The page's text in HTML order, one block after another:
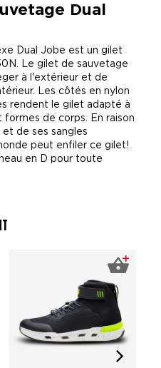
Dual
Dual Jobe est un gilet
Le gilet de sauvetage
à l'extérieur et de
Les côtés en nylon
rendent le gilet adapté à
de corps. En raison
de ses sangles
peut enfiler ce gilet!
en D pour toute